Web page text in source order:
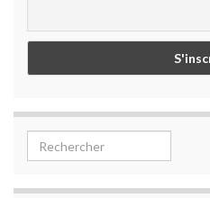
Search for: